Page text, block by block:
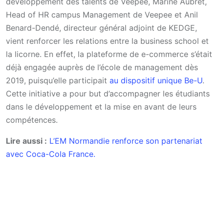
Head of HR campus Management de Veepee et Anil
Benard-Dendé, directeur général adjoint de KEDGE,
vient renforcer les relations entre la business school et
la licorne. En effet, la plateforme de e-commerce s’était
déjà engagée auprès de l’école de management dès
2019, puisqu’elle participait au dispositif unique Be-U.
Cette initiative a pour but d’accompagner les étudiants
dans le développement et la mise en avant de leurs
compétences.
Lire aussi : L’EM Normandie renforce son partenariat
avec Coca-Cola France.